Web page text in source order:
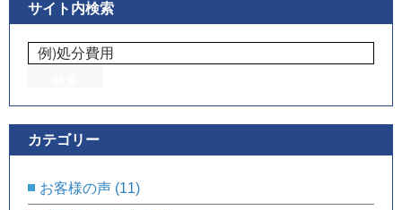
サイト内検索
カテゴリー
お客様の声 (11)